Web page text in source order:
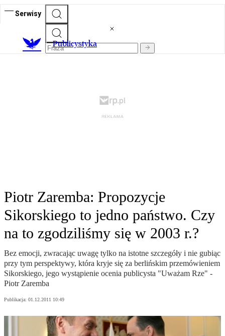
Serwisy
Publicystyka
Piotr Zaremba: Propozycje
Sikorskiego to jedno państwo. Czy
na to zgodziliśmy się w 2003 r.?
Bez emocji, zwracając uwagę tylko na istotne szczegóły i nie gubiąc
przy tym perspektywy, która kryje się za berlińskim przemówieniem
Sikorskiego, jego wystąpienie ocenia publicysta "Uważam Rze" -
Piotr Zaremba
Publikacja: 01.12.2011 10:49